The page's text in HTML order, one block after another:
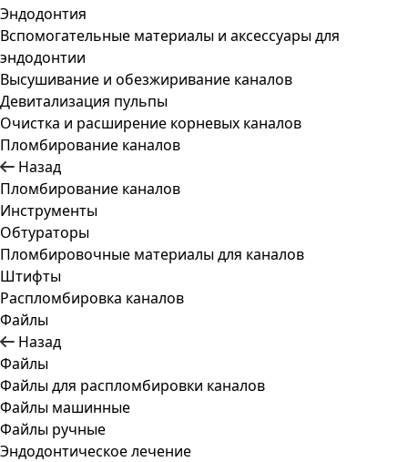
Эндодонтия
Вспомогательные материалы и аксессуары для
эндодонтии
Высушивание и обезжиривание каналов
Девитализация пульпы
Очистка и расширение корневых каналов
Пломбирование каналов
Назад
Пломбирование каналов
Инструменты
Обтураторы
Пломбировочные материалы для каналов
Штифты
Распломбировка каналов
Файлы
Назад
Файлы
Файлы для распломбировки каналов
Файлы машинные
Файлы ручные
Эндодонтическое лечение